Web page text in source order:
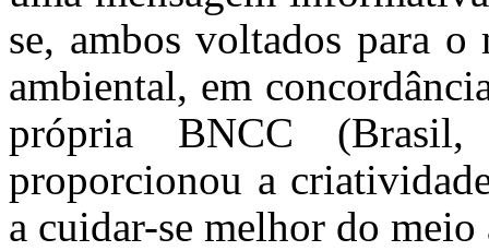
se, ambos voltados para o
ambiental, em
própria BNCC
proporcionou a
a cuidar-se melhor do meio